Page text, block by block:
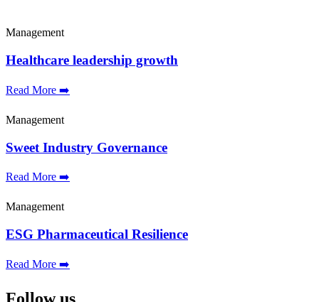
Management
Healthcare leadership growth
Read More ➡️
Management
Sweet Industry Governance
Read More ➡️
Management
ESG Pharmaceutical Resilience
Read More ➡️
Follow us